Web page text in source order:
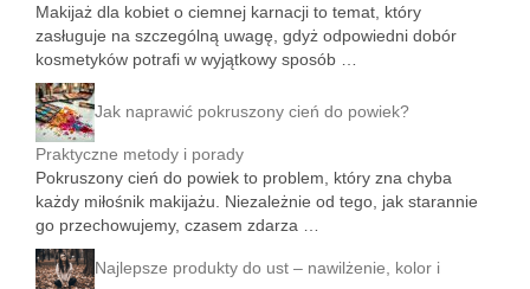
Makijaż dla kobiet o ciemnej karnacji to temat, który
zasługuje na szczególną uwagę, gdyż odpowiedni dobór
kosmetyków potrafi w wyjątkowy sposób …
Jak naprawić pokruszony cień do powiek?
Praktyczne metody i porady
Pokruszony cień do powiek to problem, który zna chyba
każdy miłośnik makijażu. Niezależnie od tego, jak starannie
go przechowujemy, czasem zdarza …
Najlepsze produkty do ust – nawilżenie, kolor i